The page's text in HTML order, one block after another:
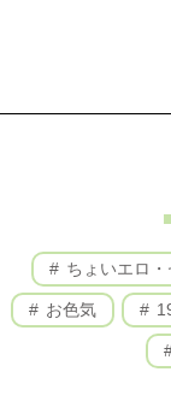
ちょいエロ
お色気